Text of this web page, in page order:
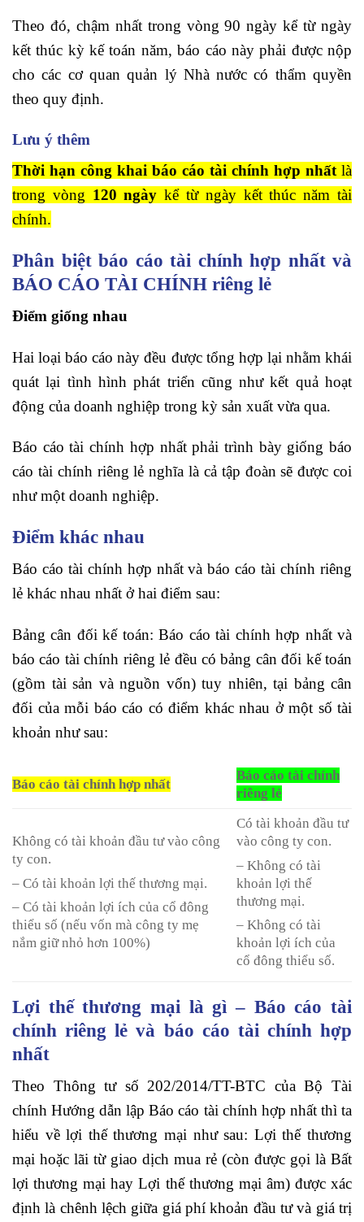
Theo đó, chậm nhất trong vòng 90 ngày kể từ ngày
kết thúc kỳ kế toán năm, báo cáo này phải được nộp
cho các cơ quan quản lý Nhà nước có thẩm quyền
theo quy định.
Lưu ý thêm
Thời hạn công khai báo cáo tài chính hợp nhấtlà
trong vòng 120 ngày kể từ ngày kết thúc năm tài
chính.
Phân biệt báo cáo tài chính hợp nhất và
BÁO CÁO TÀI CHÍNH riêng lẻ
Điểm giống nhau
Hai loại báo cáo này đều được tổng hợp lại nhằm khái
quát lại tình hình phát triển cũng như kết quả hoạt
động của doanh nghiệp trong kỳ sản xuất vừa qua.
Báo cáo tài chính hợp nhất phải trình bày giống báo
cáo tài chính riêng lẻ nghĩa là cả tập đoàn sẽ được coi
như một doanh nghiệp.
Điểm khác nhau
Báo cáo tài chính hợp nhất và báo cáo tài chính riêng
lẻ khác nhau nhất ở hai điểm sau:
Bảng cân đối kế toán: Báo cáo tài chính hợp nhất và
báo cáo tài chính riêng lẻ đều có bảng cân đối kế toán
(gồm tài sản và nguồn vốn) tuy nhiên, tại bảng cân
đối của mỗi báo cáo có điểm khác nhau ở một số tài
khoản như sau:
Báo cáo tài chính hợp nhất
Báo cáo tài chính
riêng lẻ
Không có tài khoản đầu tư vào công
ty con.
– Có tài khoản lợi thế thương mại.
– Có tài khoản lợi ích của cổ đông
thiểu số (nếu vốn mà công ty mẹ
nắm giữ nhỏ hơn 100%)
Có tài khoản đầu tư
vào công ty con.
– Không có tài
khoản lợi thế
thương mại.
– Không có tài
khoản lợi ích của
cổ đông thiểu số.
Lợi thế thương mại là gì– Báo cáo tài
chính riêng lẻ và báo cáo tài chính hợp
nhất
Theo Thông tư số 202/2014/TT-BTC của Bộ Tài
chính Hướng dẫn lập Báo cáo tài chính hợp nhất thì ta
hiểu về lợi thế thương mại như sau: Lợi thế thương
mại hoặc lãi từ giao dịch mua rẻ (còn được gọi là Bất
lợi thương mại hay Lợi thế thương mại âm) được xác
định là chênh lệch giữa giá phí khoản đầu tư và giá trị